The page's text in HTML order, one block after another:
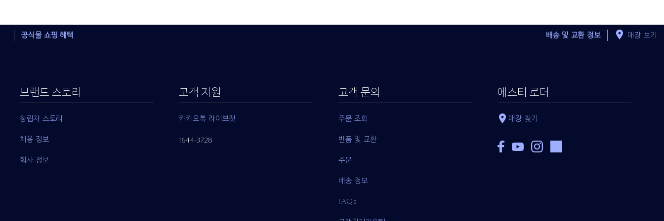
공식몰 쇼핑 혜택 배송 및 교환 정보 매장 보기
브랜드 스토리
창립자 스토리
채용 정보
회사 정보
고객 지원
카카오톡 라이브챗
1644-3728
고객 문의
주문 조회
반품 및 교환
주문
배송 정보
FAQs
에스티 로더
매장 찾기